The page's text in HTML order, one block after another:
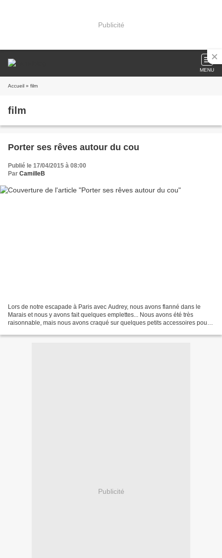
Publicité
MENU
Accueil » film
film
Porter ses rêves autour du cou
Publié le 17/04/2015 à 08:00
Par CamilleB
Lors de notre escapade à Paris avec Audrey, nous avons flanné dans le
Marais et nous y avons fait quelques emplettes... Nous avons été très
raisonnable, mais nous avons craqué sur quelques petits accessoires pour
Publicité